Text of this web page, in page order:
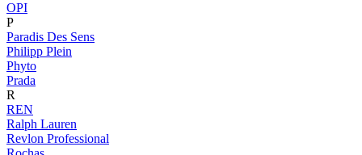
OPI
P
Paradis Des Sens
Philipp Plein
Phyto
Prada
R
REN
Ralph Lauren
Revlon Professional